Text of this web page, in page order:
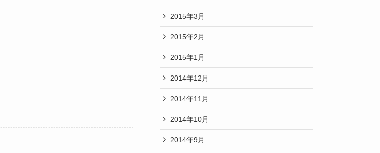
2015年3月
2015年2月
2015年1月
2014年12月
2014年11月
2014年10月
2014年9月